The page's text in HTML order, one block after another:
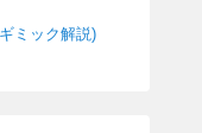
ミック解説)